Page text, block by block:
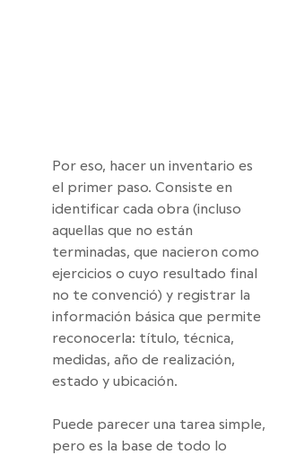
Por eso, hacer un inventario es
el primer paso. Consiste en
identificar cada obra (incluso
aquellas que no están
terminadas, que nacieron como
ejercicios o cuyo resultado final
no te convenció) y registrar la
información básica que permite
reconocerla: título, técnica,
medidas, año de realización,
estado y ubicación.
Puede parecer una tarea simple,
pero es la base de todo lo